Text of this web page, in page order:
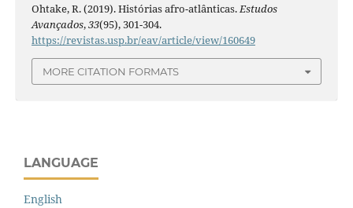
Ohtake, R. (2019). Histórias afro-atlânticas.Estudos
Avançados,33(95), 301-304.
https://revistas.usp.br/eav/article/view/160649
MORE CITATION FORMATS
LANGUAGE
English